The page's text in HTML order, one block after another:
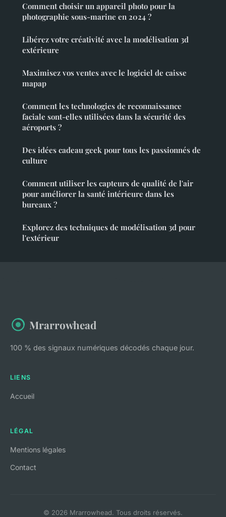
Comment choisir un appareil photo pour la
photographie sous-marine en 2024 ?
Libérez votre créativité avec la modélisation 3d
extérieure
Maximisez vos ventes avec le logiciel de caisse
mapap
Comment les technologies de reconnaissance
faciale sont-elles utilisées dans la sécurité des
aéroports ?
Des idées cadeau geek pour tous les passionnés de
culture
Comment utiliser les capteurs de qualité de l'air
pour améliorer la santé intérieure dans les
bureaux ?
Explorez des techniques de modélisation 3d pour
l'extérieur
Mrarrowhead
100 % des signaux numériques décodés chaque jour.
LIENS
Accueil
LÉGAL
Mentions légales
Contact
© 2026 Mrarrowhead. Tous droits réservés.